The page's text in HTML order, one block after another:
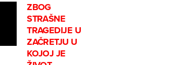
ZBOG
STRAŠNE
TRAGEDIJE U
ZAČRETJU U
KOJOJ JE